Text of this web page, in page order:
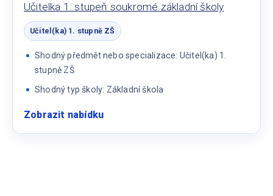
stupně
Učitelka 1. stupeň soukromé základní školy
Učitel(ka) 1. stupně ZŠ
Shodný předmět nebo specializace: Učitel(ka) 1.
stupně ZŠ
Shodný typ školy: Základní škola
Zobrazit nabídku: